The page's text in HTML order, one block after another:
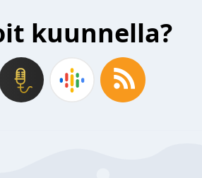
kuunnella?